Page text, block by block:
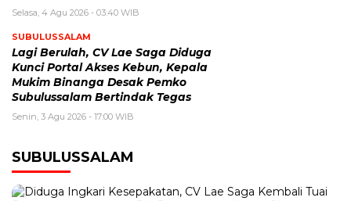
Selasa, 4 Agu 2026 - 03:40 WIB
SUBULUSSALAM
Lagi Berulah, CV Lae Saga Diduga
Kunci Portal Akses Kebun, Kepala
Mukim Binanga Desak Pemko
Subulussalam Bertindak Tegas
Senin, 3 Agu 2026 - 17:00 WIB
SUBULUSSALAM